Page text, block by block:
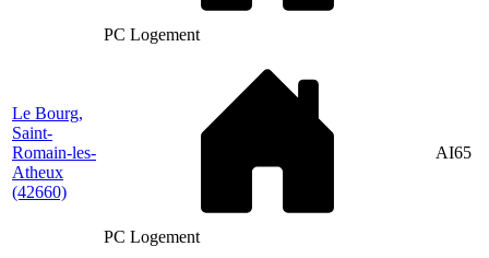
PC Logement
Le Bourg,
Saint-
Romain-les-
Atheux
(42660)
PC Logement
AI65